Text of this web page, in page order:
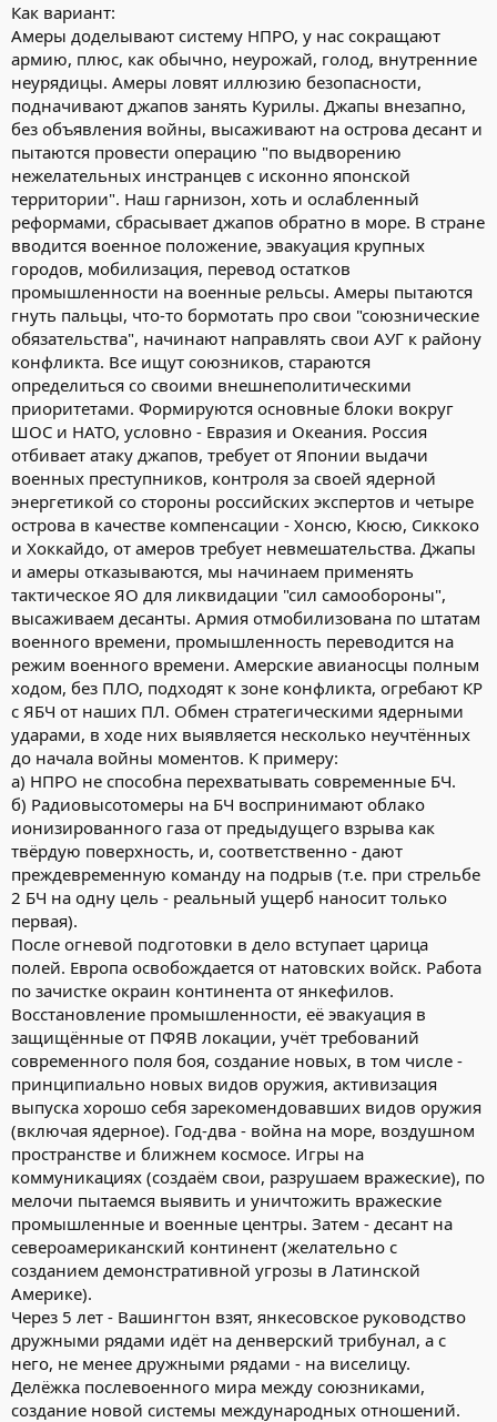
Как вариант:
Амеры доделывают систему НПРО, у нас сокращают
армию, плюс, как обычно, неурожай, голод, внутренние
неурядицы. Амеры ловят иллюзию безопасности,
подначивают джапов занять Курилы. Джапы внезапно,
без объявления войны, высаживают на острова десант и
пытаются провести операцию "по выдворению
нежелательных инстранцев с исконно японской
территории". Наш гарнизон, хоть и ослабленный
реформами, сбрасывает джапов обратно в море. В стране
вводится военное положение, эвакуация крупных
городов, мобилизация, перевод остатков
промышленности на военные рельсы. Амеры пытаются
гнуть пальцы, что-то бормотать про свои "союзнические
обязательства", начинают направлять свои АУГ к району
конфликта. Все ищут союзников, стараются
определиться со своими внешнеполитическими
приоритетами. Формируются основные блоки вокруг
ШОС и НАТО, условно - Евразия и Океания. Россия
отбивает атаку джапов, требует от Японии выдачи
военных преступников, контроля за своей ядерной
энергетикой со стороны российских экспертов и четыре
острова в качестве компенсации - Хонсю, Кюсю, Сиккоко
и Хоккайдо, от амеров требует невмешательства. Джапы
и амеры отказываются, мы начинаем применять
тактическое ЯО для ликвидации "сил самообороны",
высаживаем десанты. Армия отмобилизована по штатам
военного времени, промышленность переводится на
режим военного времени. Амерские авианосцы полным
ходом, без ПЛО, подходят к зоне конфликта, огребают КР
с ЯБЧ от наших ПЛ. Обмен стратегическими ядерными
ударами, в ходе них выявляется несколько неучтённых
до начала войны моментов. К примеру:
а) НПРО не способна перехватывать современные БЧ.
б) Радиовысотомеры на БЧ воспринимают облако
ионизированного газа от предыдущего взрыва как
твёрдую поверхность, и, соответственно - дают
преждевременную команду на подрыв (т.е. при стрельбе
2 БЧ на одну цель - реальный ущерб наносит только
первая).
После огневой подготовки в дело вступает царица
полей. Европа освобождается от натовских войск. Работа
по зачистке окраин континента от янкефилов.
Восстановление промышленности, её эвакуация в
защищённые от ПФЯВ локации, учёт требований
современного поля боя, создание новых, в том числе -
принципиально новых видов оружия, активизация
выпуска хорошо себя зарекомендовавших видов оружия
(включая ядерное). Год-два - война на море, воздушном
пространстве и ближнем космосе. Игры на
коммуникациях (создаём свои, разрушаем вражеские), по
мелочи пытаемся выявить и уничтожить вражеские
промышленные и военные центры. Затем - десант на
североамериканский континент (желательно с
созданием демонстративной угрозы в Латинской
Америке).
Через 5 лет - Вашингтон взят, янкесовское руководство
дружными рядами идёт на денверский трибунал, а с
него, не менее дружными рядами - на виселицу.
Делёжка послевоенного мира между союзниками,
создание новой системы международных отношений.